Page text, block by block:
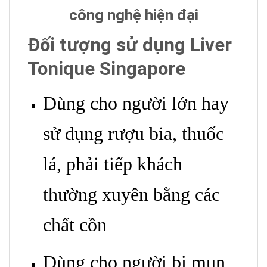
công nghệ hiện đại
Đối tượng sử dụng Liver
Tonique Singapore
Dùng cho người lớn hay
sử dụng rượu bia, thuốc
lá, phải tiếp khách
thường xuyên bằng các
chất cồn
Dùng cho người bị mụn